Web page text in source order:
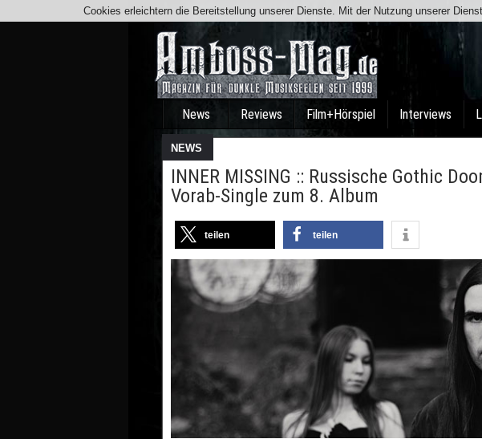
News Reviews Film+Hörspiel Interviews
NEWS
INNER MISSING :: Russische Gothic
Vorab-Single zum 8. Album
teilen teilen
Cookies erleichtern die Bereitstellung unserer Dienste. Mit der Nutzung unserer